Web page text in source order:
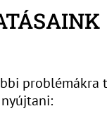
problémákra